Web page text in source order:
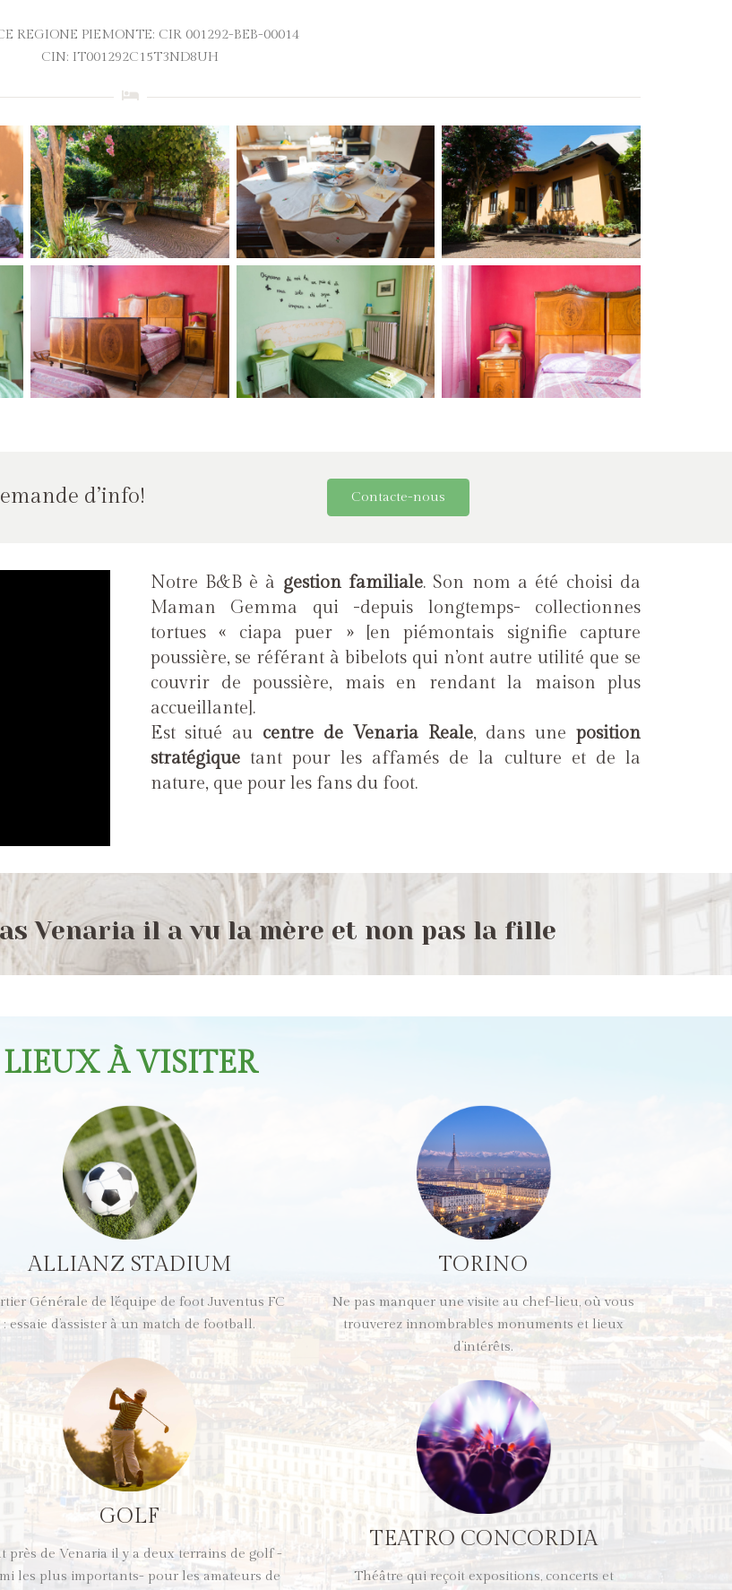
REGIONE PIEMONTE: CIR 001292-BEB-00014
CIN: IT001292C15T3ND8UH
d’info! Contacte-nous
Notre B&B è à gestion familiale. Son nom a été choisi da
Maman Gemma qui -depuis longtemps- collectionnes
tortues « ciapa puer » [en piémontais signifie capture
poussière, se référant à bibelots qui n’ont autre utilité que se
couvrir de poussière, mais en rendant la maison plus
accueillante].
Est situé au centre de Venaria Reale, dans une position
stratégiquetant pour les affamés de la culture et de la
nature, que pour les fans du foot.
Venaria il a vu la mère et non pas la fille
LIEUX À VISITER
ALLIANZ STADIUM
Générale de l’équipe de foot Juventus FC
: essaie d’assister à un match de football.
GOLF
près de Venaria il y a deux terrains de golf -
les plus importants- pour les amateurs de
TORINO
Ne pas manquer une visite au chef-lieu, où vous
trouverez innombrables monuments et lieux
d’intérêts.
TEATRO CONCORDIA
Théâtre qui reçoit expositions, concerts et